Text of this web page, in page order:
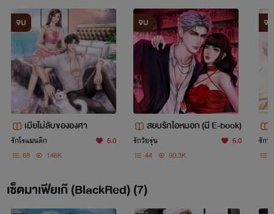
จบ
เมียไม่ลับขององศา
รักโรแมนติก
5.0
68
146K
จบ
สยบรักไอหมอก (มี E-book)
รักวัยรุ่น
5.0
44
30.3K
จบ
รักวั
เซ็ตมาเฟียเก๊ (BlackRed) (7)